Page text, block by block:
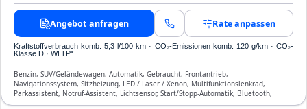
Angebot anfragen Rate anpassen
Kraftstoffverbrauch komb. 5,3 l/100 km · CO₂-Emissionen komb. 120 g/km · CO₂-
Klasse D · WLTP*
Benzin, SUV/Geländewagen, Automatik, Gebraucht, Frontantrieb,
Navigationssystem, Sitzheizung, LED / Laser / Xenon, Multifunktionslenkrad,
Parkassistent, Notruf-Assistent, Lichtsensor, Start/Stopp-Automatik, Bluetooth,
Freisprecheinrichtung, Verkehrszeichen-Erkennung, ESP, ABS, Klimaanlage, Front-,